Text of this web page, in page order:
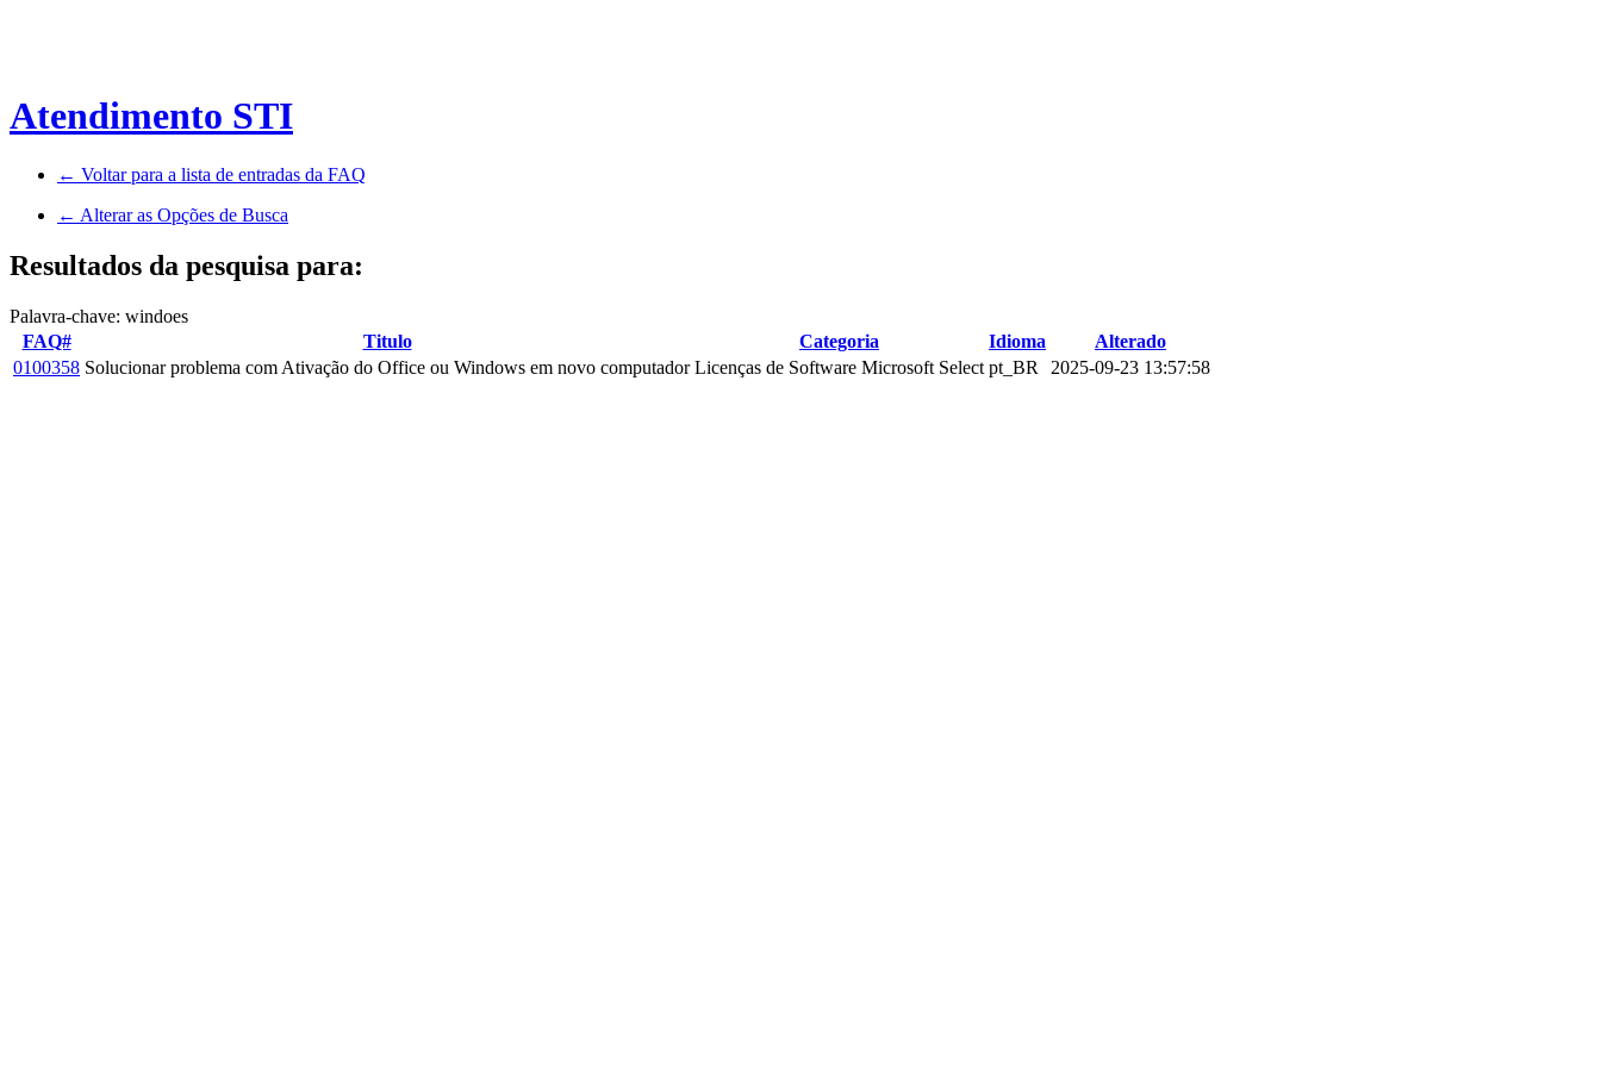
Atendimento STI
← Voltar para a lista de entradas da FAQ
← Alterar as Opções de Busca
Resultados da pesquisa para:
Palavra-chave: windoes
FAQ#
Titulo Categoria Idioma
Alterado
0100358 Solucionar problema com Ativação do Office ou Windows em novo computador Licenças de Software Microsoft Select pt_BR 2025-09-23 13:57:58